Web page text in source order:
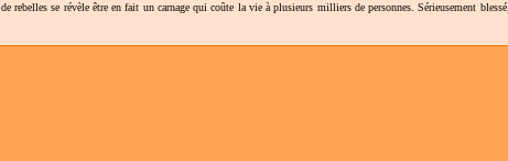
se révèle être en fait un carnage qui coûte la vie à plusieurs milliers de personnes. Sérieusement blessé,